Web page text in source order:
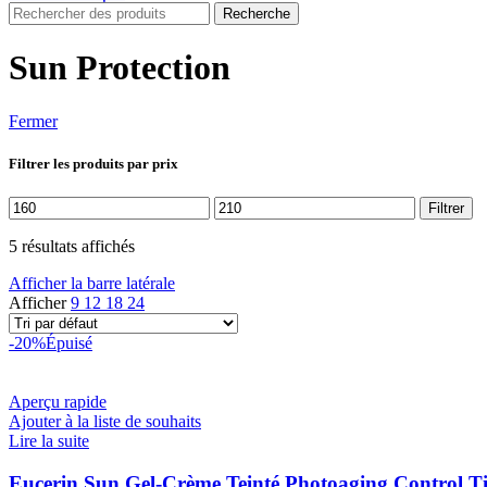
Recherche
Sun Protection
Fermer
Filtrer les produits par prix
Prix
min
Prix
max
Filtrer
5 résultats affichés
Afficher la barre latérale
Afficher9 12 18 24
-20%Épuisé
Aperçu rapide
Ajouter à la liste de souhaits
Lire la suite